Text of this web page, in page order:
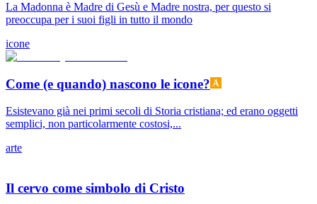
La Madonna è Madre di Gesù e Madre nostra, per questo si
preoccupa per i suoi figli in tutto il mondo
icone
Come (e quando) nascono le icone?
Esistevano già nei primi secoli di Storia cristiana; ed erano oggetti
semplici, non particolarmente costosi,...
arte
Il cervo come simbolo di Cristo